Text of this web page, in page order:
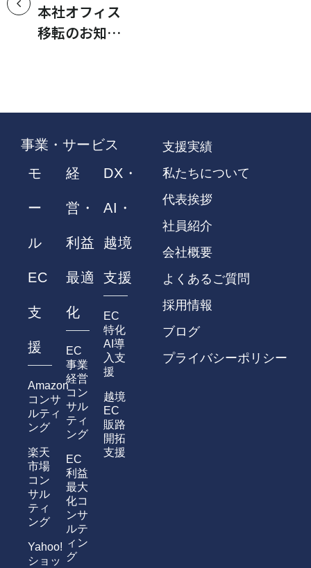
本社オフィス
移転のお知ら
事業・サービス
モ
ー
ル
EC
支
援
Amazon
コンサ
ルティ
ング
楽天
市場
コン
サル
ティ
ング
Yahoo!
ショッ
経
営・
利益
最適
化
EC
事業
経営
コン
サル
ティ
ング
EC
利益
最大
化コ
ンサ
ルテ
ィン
グ
DX・
AI・
越境
支援
EC
特化
AI導
入支
援
越境
EC
販路
開拓
支援
支援実績
私たちについて
代表挨拶
社員紹介
会社概要
よくあるご質問
採用情報
ブログ
プライバシーポリシー